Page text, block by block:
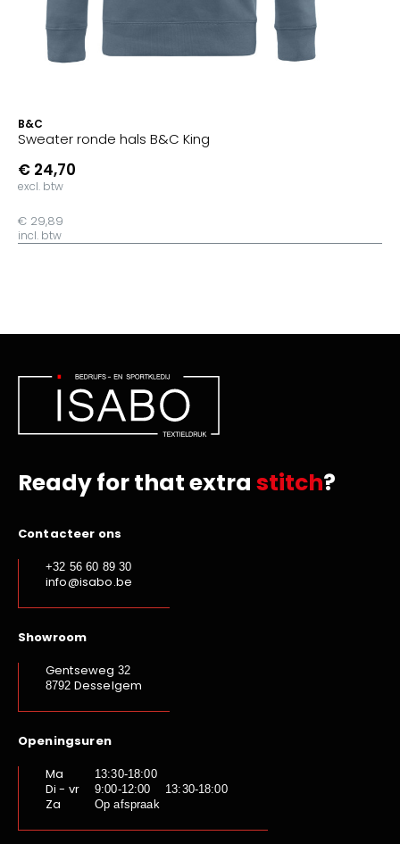
B&C
Sweater ronde hals B&C King
€ 24,70
excl. btw
€ 29,89
incl. btw
Ready for that extra stitch?
Contacteer ons
+32 56 60 89 30
info@isabo.be
Showroom
Gentseweg 32
8792 Desselgem
Openingsuren
Ma
13:30-18:00
Di - vr 9:00-12:00 13:30-18:00
Za Op afspraak